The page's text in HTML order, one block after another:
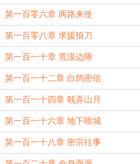
第一百零六章 两路来使
第一百零八章 求援狼刀
第一百一十章 荒漠边陲
第一百一十二章 白鸽密信
第一百一十四章 戟弄山月
第一百一十六章 地下暗城
第一百一十八章 密宗往事